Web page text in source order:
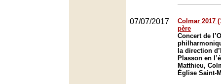
07/07/2017
Colmar 2017
père
Concert de
la direction
Plasson en
Matthieu,
Église Saint-